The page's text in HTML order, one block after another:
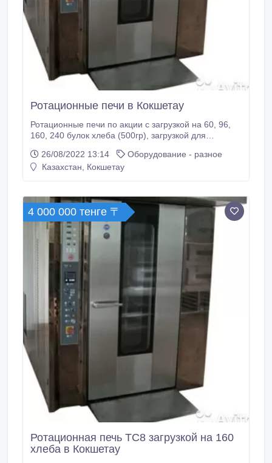
Ротационные печи в Кокшетау
Ротационные печи по акции с загрузкой на 60, 96,
160, 240 булок хлеба (500гр), загрузкой для
(60*40см). Ротационные печи недорого, от
"KazEuroTeсh", 2 года гарантии, сервисное
"KazEuroTeсh"- это универсальные хлебопекарные
и кондитерские печи нового поколения, которые
предназначены для высококачественных выпечек:
формовых и подовых сортов хлеба из пшеничной и
ржаной муки - хлебобулочных и кондитерских
изделий.
26/08/2022 13:14
Оборудование - разное
Казахстан, Кокшетау
4 000 000 тенге 〒
Ротационная печь ТС8 загрузкой на 160
хлеба в Кокшетау